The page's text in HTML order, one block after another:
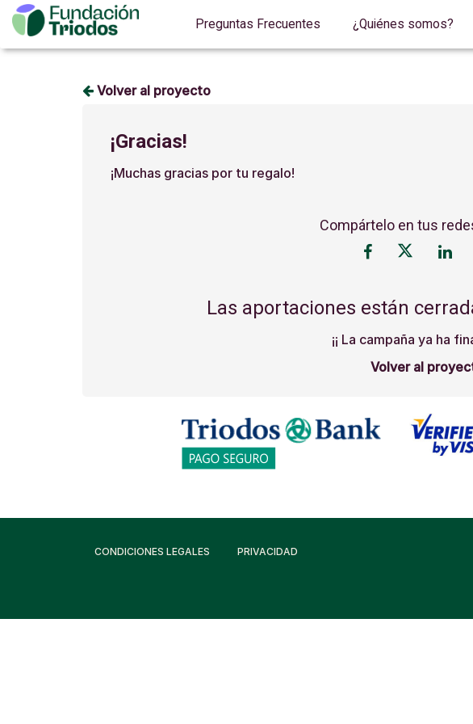
Preguntas Frecuentes ¿Quiénes somos?
Volver al proyecto
¡Gracias!
¡Muchas gracias por tu regalo!
Compártelo en tus
Las aportaciones están
¡¡ La campaña ya ha
Volver al
CONDICIONES LEGALES PRIVACIDAD